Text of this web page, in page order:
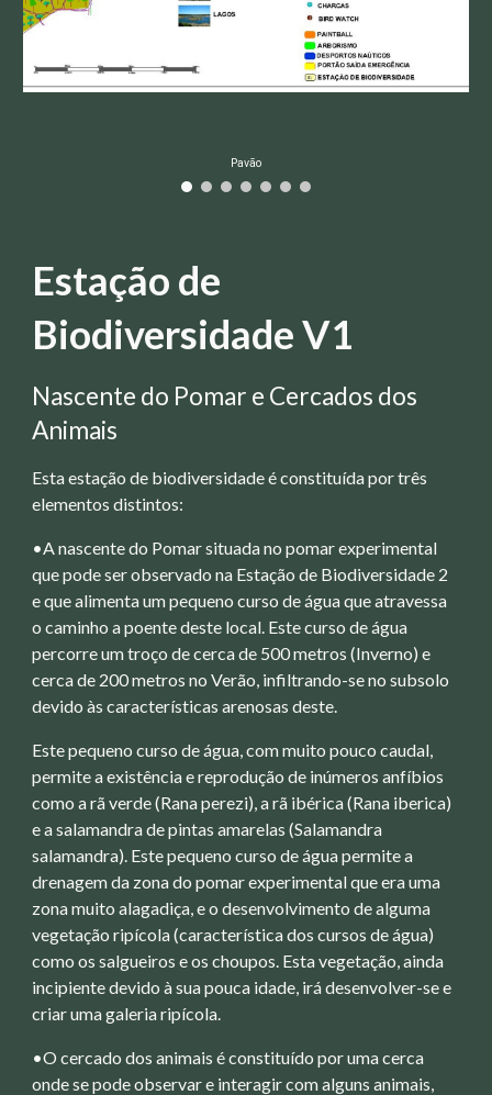
Pavão
Estação de
Biodiversidade V1
Nascente do Pomar e Cercados dos
Animais
Esta estação de biodiversidade é constituída por três
elementos distintos:
•A nascente do Pomar situada no pomar experimental
que pode ser observado na Estação de Biodiversidade 2
e que alimenta um pequeno curso de água que atravessa
o caminho a poente deste local. Este curso de água
percorre um troço de cerca de 500 metros (Inverno) e
cerca de 200 metros no Verão, infiltrando-se no subsolo
devido às características arenosas deste.
Este pequeno curso de água, com muito pouco caudal,
permite a existência e reprodução de inúmeros anfíbios
como a rã verde (Rana perezi), a rã ibérica (Rana iberica)
e a salamandra de pintas amarelas (Salamandra
salamandra). Este pequeno curso de água permite a
drenagem da zona do pomar experimental que era uma
zona muito alagadiça, e o desenvolvimento de alguma
vegetação ripícola (característica dos cursos de água)
como os salgueiros e os choupos. Esta vegetação, ainda
incipiente devido à sua pouca idade, irá desenvolver-se e
criar uma galeria ripícola.
•O cercado dos animais é constituído por uma cerca
onde se pode observar e interagir com alguns animais,